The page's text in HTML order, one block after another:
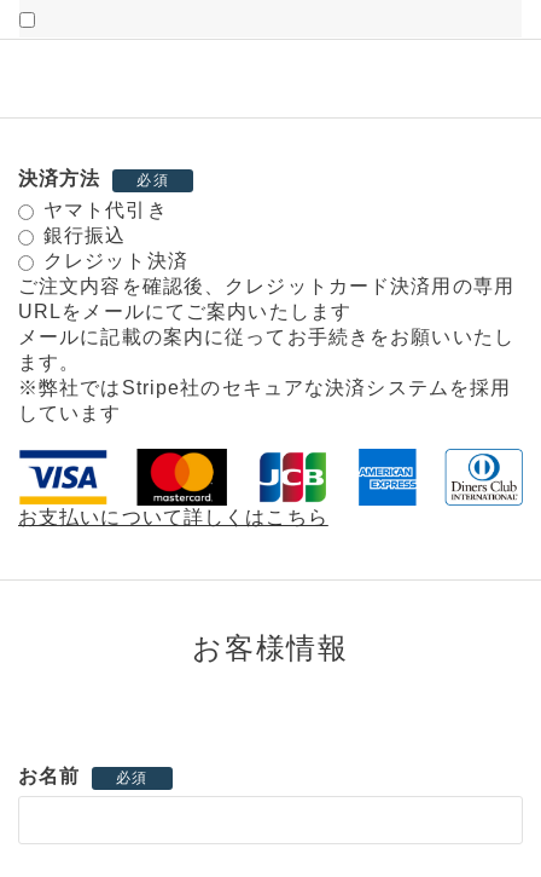
決済方法 必須
ヤマト代引き
銀行振込
クレジット決済
ご注文内容を確認後、クレジットカード決済用の専用
URLをメールにてご案内いたします
メールに記載の案内に従ってお手続きをお願いいたし
ます。
※弊社ではStripe社のセキュアな決済システムを採用
しています
お支払いについて詳しくはこちら
お客様情報
お名前 必須